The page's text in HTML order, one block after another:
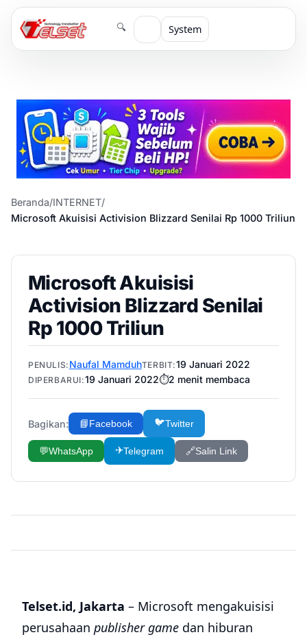
🔍 System
Beranda/INTERNET/
Microsoft Akuisisi Activision Blizzard Senilai Rp 1000 Triliun
Microsoft Akuisisi
Activision Blizzard Senilai
Rp 1000 Triliun
PENULIS: Naufal MamduhTERBIT:19 Januari 2022
DIPERBARUI:19 Januari 2022⏱️2 menit membaca
Bagikan: 📘Facebook 🐦Twitter
💬WhatsApp ✈️Telegram 🔗Salin Link
Telset.id, Jakarta – Microsoft mengakuisisi
perusahaan publisher game dan hiburan